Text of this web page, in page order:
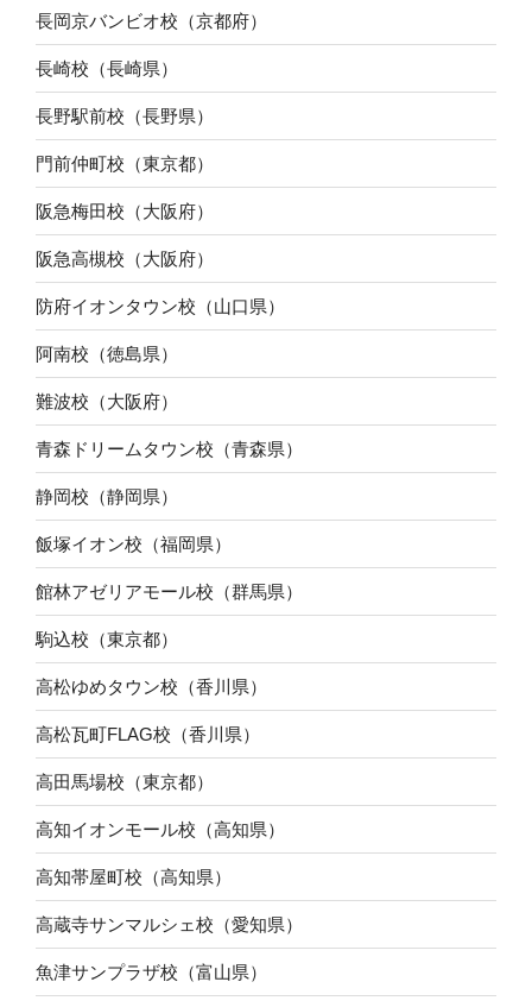
長岡京バンビオ校（京都府）
長崎校（長崎県）
長野駅前校（長野県）
門前仲町校（東京都）
阪急梅田校（大阪府）
阪急高槻校（大阪府）
防府イオンタウン校（山口県）
阿南校（徳島県）
難波校（大阪府）
青森ドリームタウン校（青森県）
静岡校（静岡県）
飯塚イオン校（福岡県）
館林アゼリアモール校（群馬県）
駒込校（東京都）
高松ゆめタウン校（香川県）
高松瓦町FLAG校（香川県）
高田馬場校（東京都）
高知イオンモール校（高知県）
高知帯屋町校（高知県）
高蔵寺サンマルシェ校（愛知県）
魚津サンプラザ校（富山県）